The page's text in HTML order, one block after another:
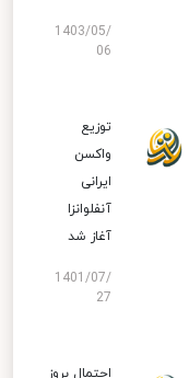
1403/05/
06
توزیع
واکسن
ایرانی
آنفلوانزا
آغاز شد
1401/07/
27
احتمال بروز